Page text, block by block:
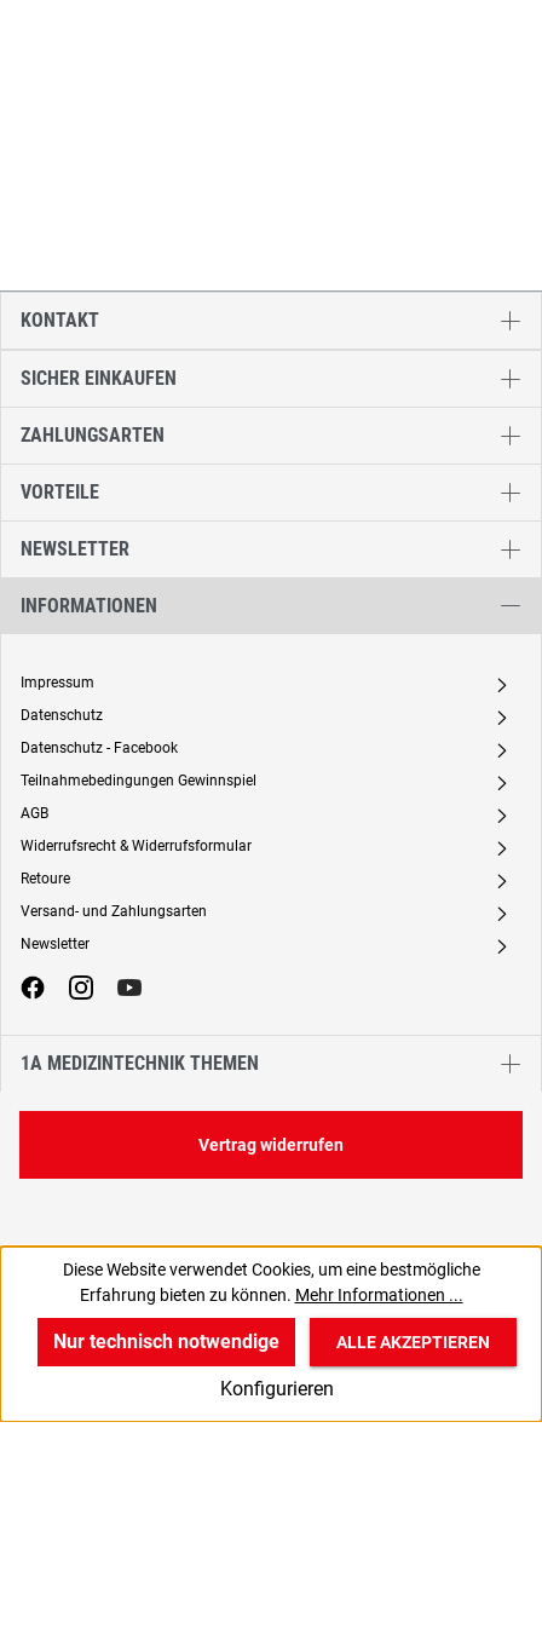
1,79 € 2,14 €
SICHER EINKAUFEN
ZAHLUNGSARTEN
VORTEILE
NEWSLETTER
INFORMATIONEN
Impressum A
Datenschutz A
Datenschutz - Facebook A
Teilnahmebedingungen Gewinnspiel A
AGB A
Widerrufsrecht & Widerrufsformular A
Retoure A
Versand- und Zahlungsarten A
Newsletter A
1A MEDIZINTECHNIK THEMEN
KONTAKT
Vertrag widerrufen
Diese Website verwendet Cookies, um eine bestmögliche
Erfahrung bieten zu können. Mehr Informationen ...
Nur technisch notwendige
Konfigurieren
ALLE AKZEPTIEREN
v
Produkte
B